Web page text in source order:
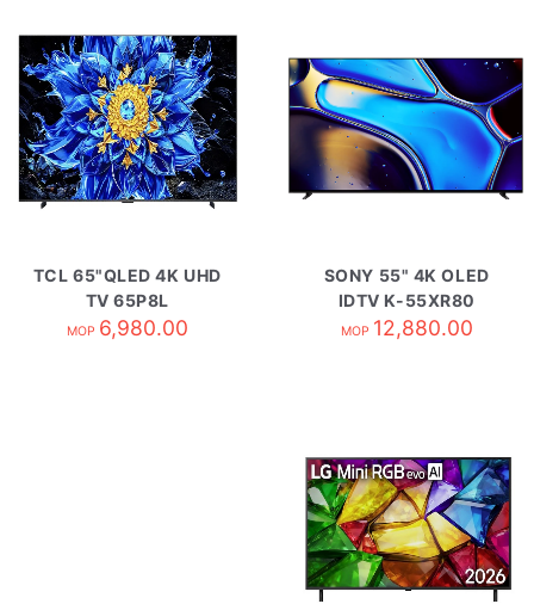
TCL 65"QLED 4K UHD
TV 65P8L
MOP 6,980.00
SONY 55" 4K OLED
IDTV K-55XR80
MOP 12,880.00